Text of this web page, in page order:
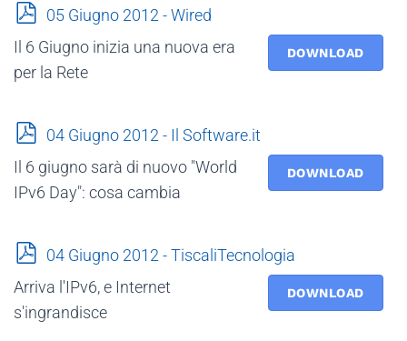
p
f
05 Giugno 2012 - Wired
DOWNLOAD
Il 6 Giugno inizia una nuova era
per la Rete
p
f
04 Giugno 2012 - Il Software.it
DOWNLOAD
Il 6 giugno sarà di nuovo "World
IPv6 Day": cosa cambia
p
f
04 Giugno 2012 - TiscaliTecnologia
DOWNLOAD
Arriva l'IPv6, e Internet
s'ingrandisce